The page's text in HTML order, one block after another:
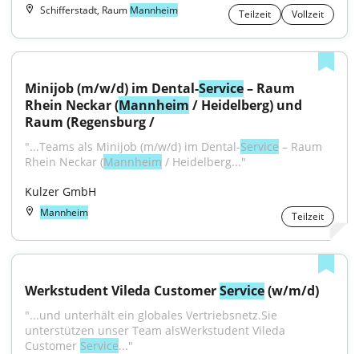
Schifferstadt, Raum Mannheim Teilzeit Vollzeit
Minijob (m/w/d) im Dental-Service – Raum
Rhein Neckar (Mannheim / Heidelberg) und
Raum (Regensburg /
"...Teams als Minijob (m/w/d) im Dental-Service – Raum
Rhein Neckar (Mannheim / Heidelberg..."
Kulzer GmbH
Mannheim Teilzeit
Werkstudent Vileda Customer Service (w/m/d)
"...und unterhält ein globales Vertriebsnetz.Sie
unterstützen unser Team alsWerkstudent Vileda
Customer Service..."